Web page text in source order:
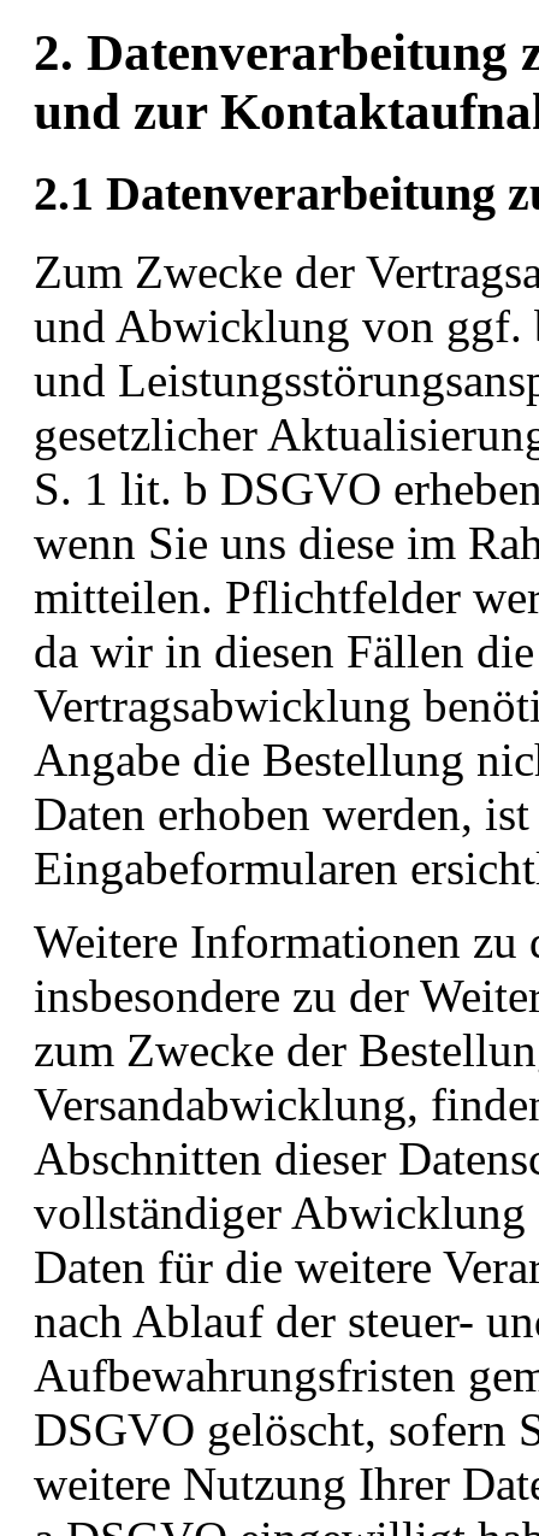
2. Datenverarbeitung
und zur
2.1 Datenverarbeitung
Zum Zwecke der
und Abwicklung von ggf.
und
gesetzlicher
S. 1 lit. b DSGVO
wenn Sie uns diese im
mitteilen. Pflichtfelder
da wir in diesen Fällen
Vertragsabwicklung
Angabe die Bestellung
Daten erhoben werden,
Eingabeformularen
Weitere Informationen zu
insbesondere zu der
zum Zwecke der
Versandabwicklung,
Abschnitten dieser
vollständiger Abwicklung
Daten für die weitere
nach Ablauf der steuer-
Aufbewahrungsfristen
DSGVO gelöscht, sofern
weitere Nutzung Ihrer